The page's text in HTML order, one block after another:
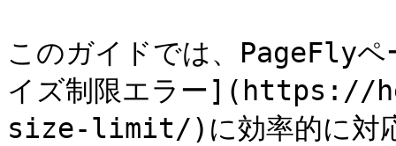
このガイドでは、PageFly
イズ制限エラー
size-limit/)に効率的に対応